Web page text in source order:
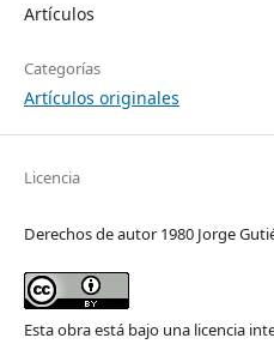
Artículos
Categorías
Artículos originales
Licencia
Derechos de autor 1980 Jorge
Esta obra está bajo una licencia